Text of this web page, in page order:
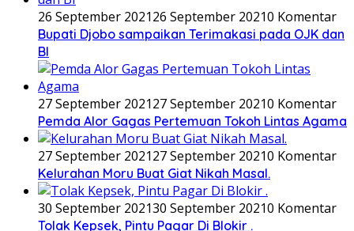
26 September 202126 September 20210 Komentar
Bupati Djobo sampaikan Terimakasi pada OJK dan
BI
27 September 202127 September 20210 Komentar
Pemda Alor Gagas Pertemuan Tokoh Lintas Agama
27 September 202127 September 20210 Komentar
Kelurahan Moru Buat Giat Nikah Masal.
30 September 202130 September 20210 Komentar
Tolak Kepsek, Pintu Pagar Di Blokir .